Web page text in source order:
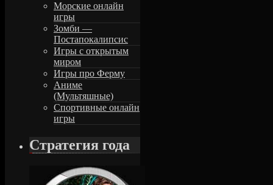
Морские онлайн
игры
Зомби —
Постапокалипсис
Игры с открытым
миром
Игры про Ферму
Аниме
(Мультяшные)
Спортивные онлайн
игры
Стратегия года